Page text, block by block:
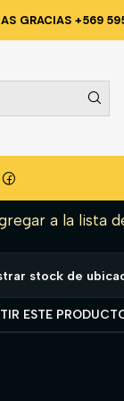
GRACIAS +569
INTERIOR
a la lista
stock de
ESTE